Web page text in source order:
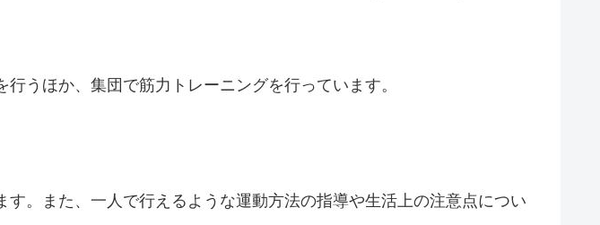
うほか、集団で筋力トレーニングを行っています。
。また、一人で行えるような運動方法の指導や生活上の注意点につい